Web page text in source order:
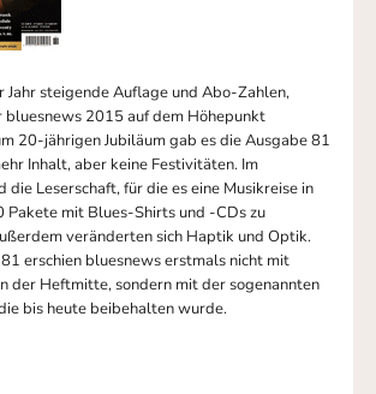
Jahr steigende Auflage und Abo-Zahlen,
2015 auf dem Höhepunkt
20-jährigen Jubiläum gab es die Ausgabe 81
Inhalt, aber keine Festivitäten. Im
Leserschaft, für die es eine Musikreise in
Pakete mit Blues-Shirts und -CDs zu
veränderten sich Haptik und Optik.
erschien bluesnews erstmals nicht mit
der Heftmitte, sondern mit der sogenannten
bis heute beibehalten wurde.